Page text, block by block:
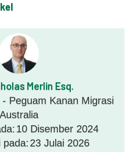
Merlin Esq.
Peguam Kanan Migrasi
Australia
10 Disember 2024
pada: 23 Julai 2026